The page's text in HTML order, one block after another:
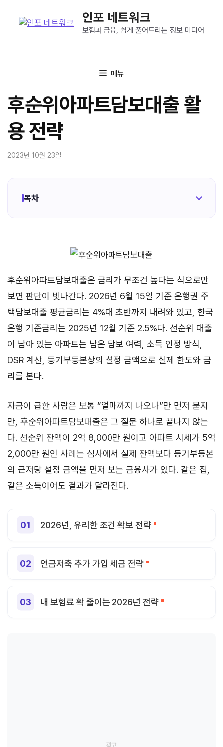
인포 네트워크
보험과 금융, 쉽게 풀어드리는 정보 미디어
메뉴
후순위아파트담보대출 활
용 전략
2023년 10월 23일
목차
후순위아파트담보대출은 금리가 무조건 높다는 식으로만
보면 판단이 빗나간다. 2026년 6월 15일 기준 은행권 주
택담보대출 평균금리는 4%대 초반까지 내려와 있고, 한국
은행 기준금리는 2025년 12월 기준 2.5%다. 선순위 대출
이 남아 있는 아파트는 남은 담보 여력, 소득 인정 방식,
DSR 계산, 등기부등본상의 설정 금액으로 실제 한도와 금
리를 본다.
자금이 급한 사람은 보통 “얼마까지 나오나”만 먼저 묻지
만, 후순위아파트담보대출은 그 질문 하나로 끝나지 않는
다. 선순위 잔액이 2억 8,000만 원이고 아파트 시세가 5억
2,000만 원인 사례는 심사에서 실제 잔액보다 등기부등본
의 근저당 설정 금액을 먼저 보는 금융사가 있다. 같은 집,
같은 소득이어도 결과가 달라진다.
2026년, 유리한 조건 확보 전략
연금저축 추가 가입 세금 전략
내 보험료 확 줄이는 2026년 전략